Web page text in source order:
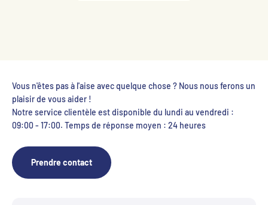
Vous n'êtes pas à l'aise avec quelque chose ? Nous nous ferons un
plaisir de vous aider !
Notre service clientèle est disponible du lundi au vendredi :
09:00 - 17:00. Temps de réponse moyen : 24 heures
Prendre contact